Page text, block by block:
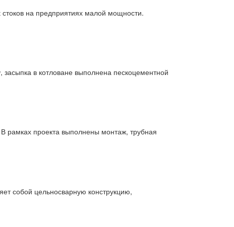
на предприятиях малой мощности.
в котловане выполнена пескоцементной
рамках проекта выполнены монтаж, трубная
собой цельносварную конструкцию,